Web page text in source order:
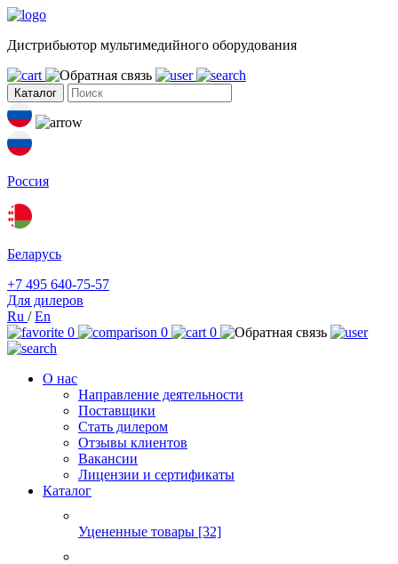
Дистрибьютор мультимедийного оборудования
Каталог
Россия
Беларусь
+7 495 640-75-57
Для дилеров
Ru /En
0
0 0
О нас
Направление деятельности
Поставщики
Стать дилером
Отзывы клиентов
Вакансии
Лицензии и сертификаты
Каталог
Уцененные товары [32]